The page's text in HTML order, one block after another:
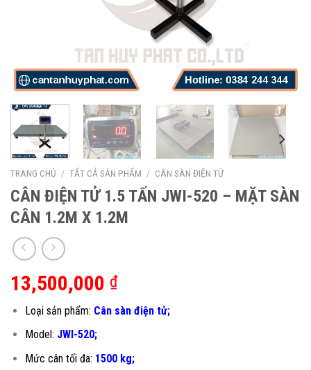
TRANG CHỦ / TẤT CẢ SẢN PHẨM / CÂN SÀN ĐIỆN TỬ
CÂN ĐIỆN TỬ 1.5 TẤN JWI-520 – MẶT SÀN
CÂN 1.2M X 1.2M
13,500,000 ₫
Loại sản phẩm: Cân sàn điện tử;
Model: JWI-520;
Mức cân tối đa: 1500 kg;